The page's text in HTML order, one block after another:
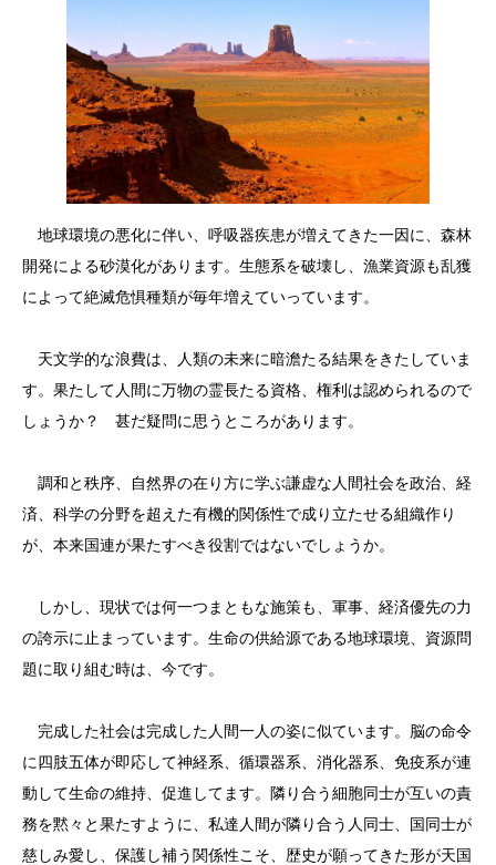
地球環境の悪化に伴い、呼吸器疾患が増えてきた一因に、森林
開発による砂漠化があります。生態系を破壊し、漁業資源も乱獲
によって絶滅危惧種類が毎年増えていっています。
天文学的な浪費は、人類の未来に暗澹たる結果をきたしていま
す。果たして人間に万物の霊長たる資格、権利は認められるので
しょうか？ 甚だ疑問に思うところがあります。
調和と秩序、自然界の在り方に学ぶ謙虚な人間社会を政治、経
済、科学の分野を超えた有機的関係性で成り立たせる組織作り
が、本来国連が果たすべき役割ではないでしょうか。
しかし、現状では何一つまともな施策も、軍事、経済優先の力
の誇示に止まっています。生命の供給源である地球環境、資源問
題に取り組む時は、今です。
完成した社会は完成した人間一人の姿に似ています。脳の命令
に四肢五体が即応して神経系、循環器系、消化器系、免疫系が連
動して生命の維持、促進してます。隣り合う細胞同士が互いの責
務を黙々と果たすように、私達人間が隣り合う人同士、国同士が
慈しみ愛し、保護し補う関係性こそ、歴史が願ってきた形が天国